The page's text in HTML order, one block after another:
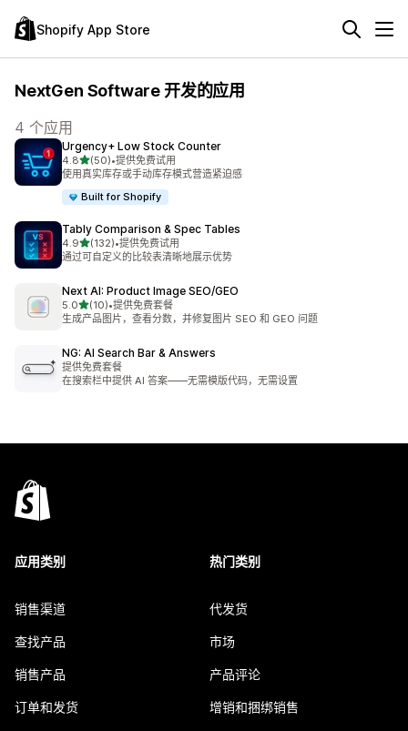
Shopify App Store
NextGen Software 开发的应用
4 个应用
Urgency+ Low Stock Counter
4.8星（满分 5 星）
(50)
总共 50 条评论
•提供免费试用
使用真实库存或手动库存模式营造紧迫感
Built for Shopify
Tably Comparison & Spec Tables
4.9星（满分 5 星）
(132)
总共 132 条评论
•提供免费试用
通过可自定义的比较表清晰地展示优势
Next AI: Product Image SEO/GEO
5.0星（满分 5 星）
(10)
总共 10 条评论
•提供免费套餐
生成产品图片，查看分数，并修复图片 SEO 和 GEO 问题
NG: AI Search Bar & Answers
提供免费套餐
在搜索栏中提供 AI 答案——无需模版代码，无需设置
应用类别
销售渠道
查找产品
销售产品
订单和发货
热门类别
代发货
市场
产品评论
增销和捆绑销售